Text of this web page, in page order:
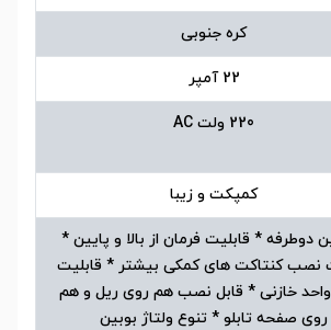
کره جنوبی
22 آمپر
220 ولت AC
کمپکت و زیبا
دوطرفه * قابلیت فرمان از بالا و پایین *
نصب کنتاکت های کمکی بیشتر * قابلیت
خازنی * قابل نصب هم روی ریل و هم
روی صفحه تابلو * تنوع ولتاژ بوبین